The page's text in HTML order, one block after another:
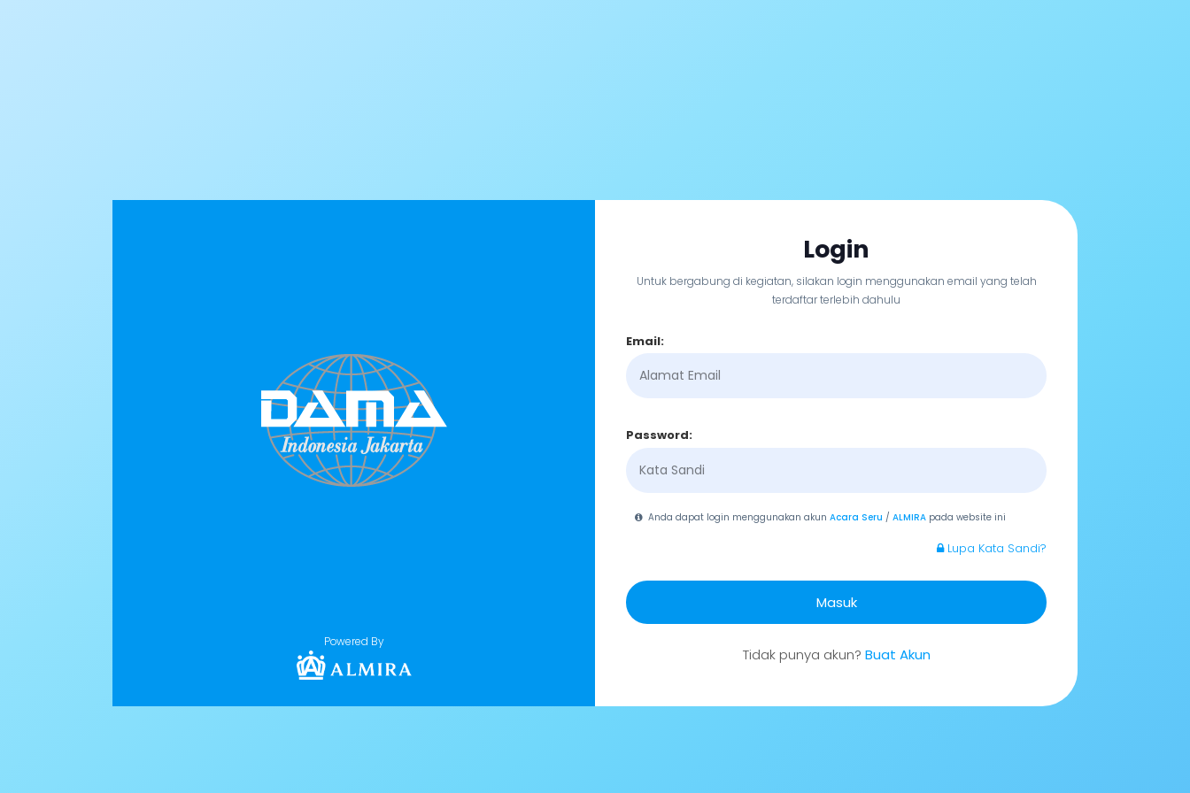
Powered By
Login
Untuk bergabung di kegiatan, silakan login menggunakan email yang telah
terdaftar terlebih dahulu
Email:
Password:
Anda dapat login menggunakan akunAcara Seru /ALMIRA pada website ini
Lupa Kata Sandi?
Masuk
Tidak punya akun? Buat Akun